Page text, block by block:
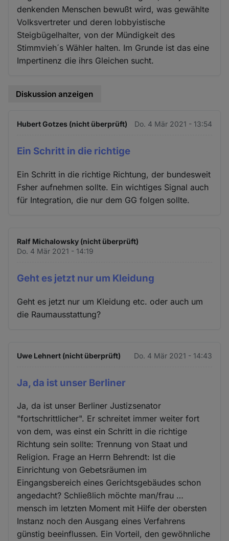
denkenden Menschen bewußt wird, was gewählte
Volksvertreter und deren lobbyistische
Steigbügelhalter, von der Mündigkeit des
Stimmvieh´s Wähler halten. Im Grunde ist das eine
Impertinenz die ihrs Gleichen sucht.
Diskussion anzeigen
Hubert Gotzes (nicht überprüft) Do. 4 Mär 2021 - 13:54
Ein Schritt in die richtige
Ein Schritt in die richtige Richtung, der bundesweit
Fsher aufnehmen sollte. Ein wichtiges Signal auch
für Integration, die nur dem GG folgen sollte.
Ralf Michalowsky (nicht überprüft)
Do. 4 Mär 2021 - 14:19
Geht es jetzt nur um Kleidung
Geht es jetzt nur um Kleidung etc. oder auch um
die Raumausstattung?
Uwe Lehnert (nicht überprüft) Do. 4 Mär 2021 - 14:43
Ja, da ist unser Berliner
Ja, da ist unser Berliner Justizsenator
"fortschrittlicher". Er schreitet immer weiter fort
von dem, was einst ein Schritt in die richtige
Richtung sein sollte: Trennung von Staat und
Religion. Frage an Herrn Behrendt: Ist die
Einrichtung von Gebetsräumen im
Eingangsbereich eines Gerichtsgebäudes schon
angedacht? Schließlich möchte man/frau …
mensch im letzten Moment mit Hilfe der obersten
Instanz noch den Ausgang eines Verfahrens
günstig beeinflussen. Ein Vorteil, den gewöhnliche